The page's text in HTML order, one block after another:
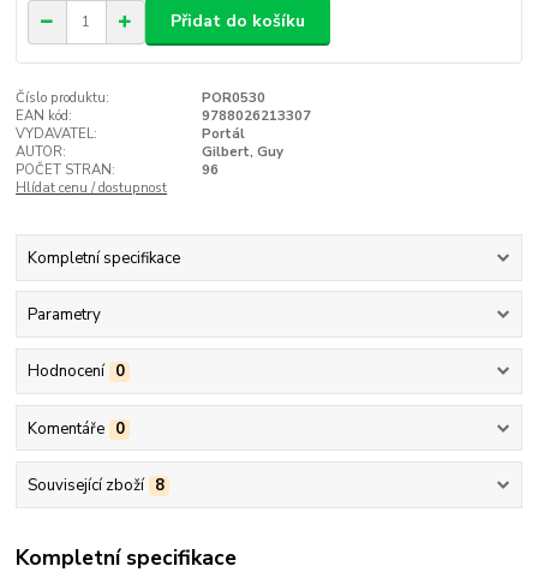
Přidat do košíku
Číslo produktu:
POR0530
EAN kód:
9788026213307
VYDAVATEL:
Portál
AUTOR:
Gilbert, Guy
POČET STRAN:
96
Hlídat cenu / dostupnost
Kompletní specifikace
Parametry
Hodnocení 0
Komentáře 0
Související zboží 8
Kompletní specifikace